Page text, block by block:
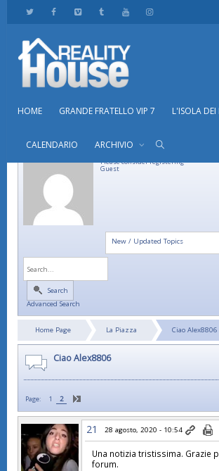
HOME GRANDE FRATELLO VIP 7 L'ISOLA
CALENDARIO ARCHIVIO
Please consider registering
Guest
New / Updated Topics
Search
Advanced Search
Home Page La Piazza Ciao Alex8806
Ciao Alex8806
Page: 1 2
21 28 agosto, 2020 - 10:54
Una notizia tristissima. Grazie
forum.